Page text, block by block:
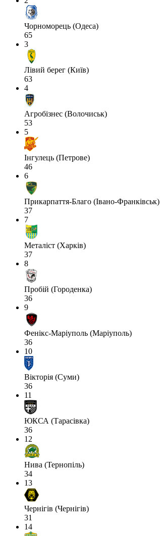
Чорноморець (Одеса)
65
3
Лівий берег (Київ)
63
4
Агробізнес (Волочиськ)
53
5
Інгулець (Петрове)
46
6
Прикарпаття-Благо (Івано-Франківськ)
37
7
Металіст (Харків)
37
8
Пробій (Городенка)
36
9
Фенікс-Маріуполь (Маріуполь)
36
10
Вікторія (Суми)
36
11
ЮКСА (Тарасівка)
36
12
Нива (Тернопіль)
34
13
Чернігів (Чернігів)
31
14